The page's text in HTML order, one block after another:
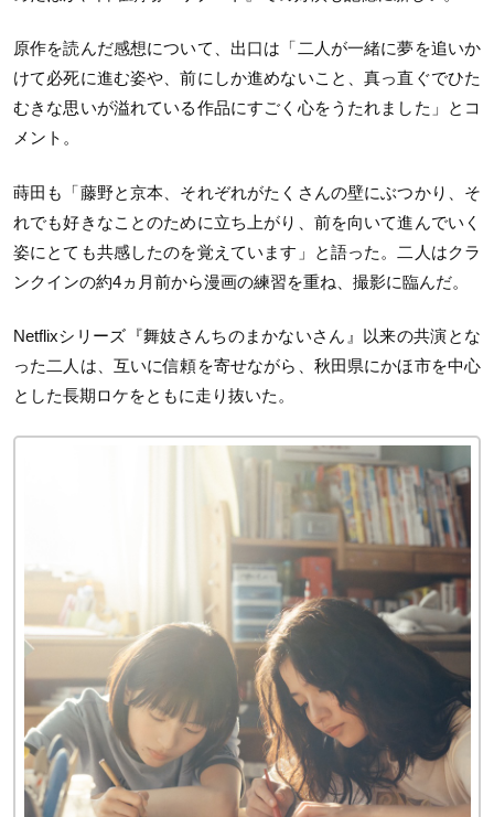
原作を読んだ感想について、出口は「二人が一緒に夢を追いか
けて必死に進む姿や、前にしか進めないこと、真っ直ぐでひた
むきな思いが溢れている作品にすごく心をうたれました」とコ
メント。
蒔田も「藤野と京本、それぞれがたくさんの壁にぶつかり、そ
れでも好きなことのために立ち上がり、前を向いて進んでいく
姿にとても共感したのを覚えています」と語った。二人はクラ
ンクインの約4ヵ月前から漫画の練習を重ね、撮影に臨んだ。
Netflixシリーズ『舞妓さんちのまかないさん』以来の共演とな
った二人は、互いに信頼を寄せながら、秋田県にかほ市を中心
とした長期ロケをともに走り抜いた。